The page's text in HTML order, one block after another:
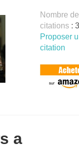
Nombre de
citations : 3
Proposer
citation
a